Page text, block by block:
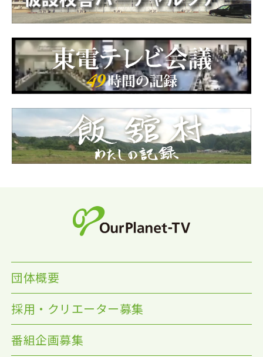
団体概要
採用・クリエーター募集
番組企画募集